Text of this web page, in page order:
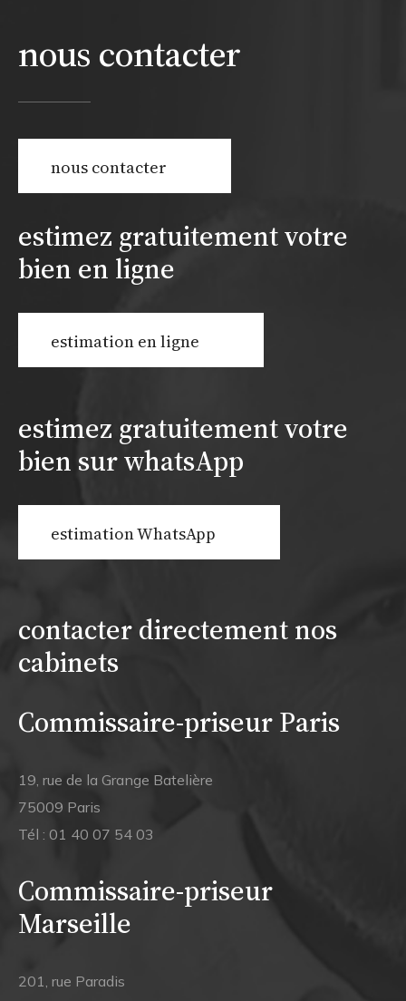
nous contacter
nous contacter
estimez gratuitement votre
bien en ligne
estimation en ligne
estimez gratuitement votre
bien sur whatsApp
estimation WhatsApp
contacter directement nos
cabinets
Commissaire-priseur Paris
19, rue de la Grange Batelière
75009 Paris
Tél : 01 40 07 54 03
Commissaire-priseur
Marseille
201, rue Paradis